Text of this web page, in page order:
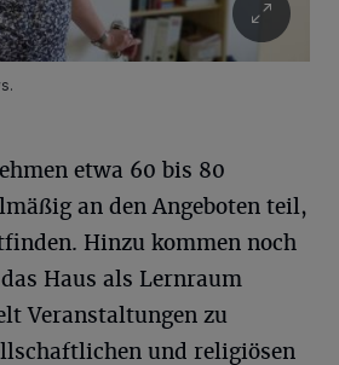
etwa 60 bis 80
an den Angeboten teil,
Hinzu kommen noch
Haus als Lernraum
Veranstaltungen zu
und religiösen